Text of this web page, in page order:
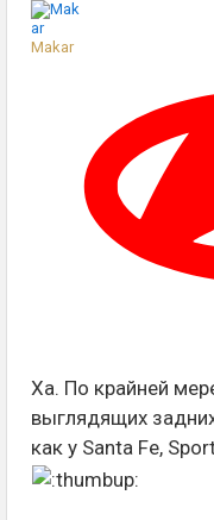
Makar
Ха. По крайней
выглядящих
как у Santa Fe,